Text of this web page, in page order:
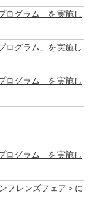
ログラム」を実施し
ログラム」を実施し
ログラム」を実施し
ログラム」を実施し
レンズフェア＞に